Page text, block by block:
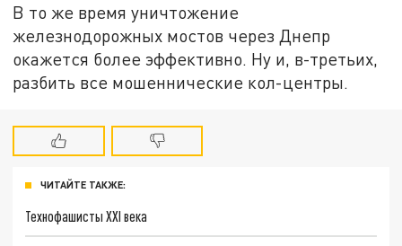
В то же время уничтожение
железнодорожных мостов через Днепр
окажется более эффективно. Ну и, в-третьих,
разбить все мошеннические кол-центры.
ЧИТАЙТЕ ТАКЖЕ:
Технофашисты XXI века